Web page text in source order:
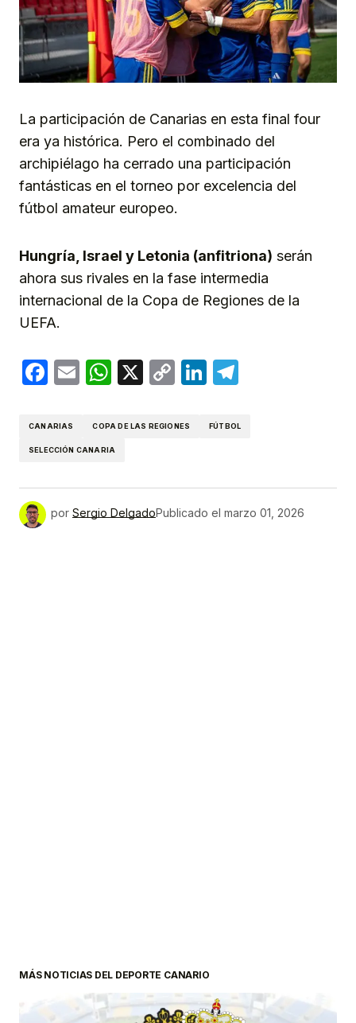
La participación de Canarias en esta final four
era ya histórica. Pero el combinado del
archipiélago ha cerrado una participación
fantásticas en el torneo por excelencia del
fútbol amateur europeo.
Hungría, Israel y Letonia (anfitriona) serán
ahora sus rivales en la fase intermedia
internacional de la Copa de Regiones de la
UEFA.
Facebook
EmailWhatsApp
X
CopyLinkedIn
CANARIAS COPA DE LAS REGIONES FÚTBOL
SELECCIÓN CANARIA
por Sergio DelgadoPublicado el marzo 01, 2026
MÁS NOTICIAS DEL DEPORTE CANARIO